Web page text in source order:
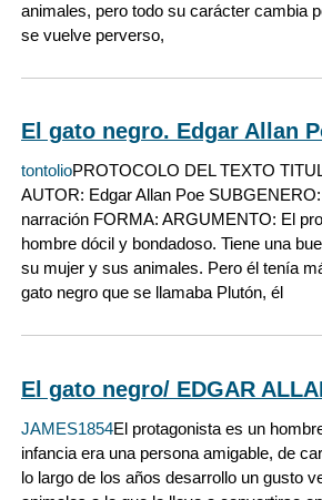
animales, pero todo su carácter cambia
se vuelve perverso,
El gato negro. Edgar Allan
tontolioPROTOCOLO DEL TEXTO
AUTOR: Edgar Allan Poe
narración FORMA: ARGUMENTO: El
hombre dócil y bondadoso. Tiene una
su mujer y sus animales. Pero él tenía
gato negro que se llamaba Plutón, él
El gato negro/ EDGAR
JAMES1854El protagonista es un
infancia era una persona amigable, de
lo largo de los años desarrollo un gusto